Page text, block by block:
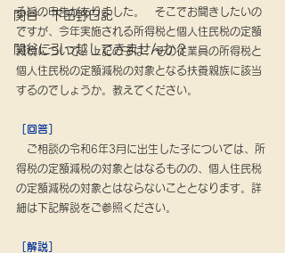
関谷・下田野日記
関谷に引っ越してきませんか？
る旨の申告がありました。　そこでお聞きしたいの
ですが、今年実施される所得税と個人住民税の定額
減税について、上記の子は、その従業員の所得税と
個人住民税の定額減税の対象となる扶養親族に該当
するのでしょうか。教えてください。
［回答］
ご相談の令和6年3月に出生した子については、所
得税の定額減税の対象とはなるものの、個人住民税
の定額減税の対象とはならないこととなります。詳
細は下記解説をご参照ください。
［解説］